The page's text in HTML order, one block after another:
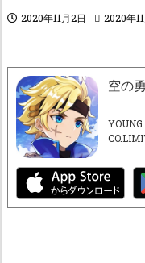
2020年11月2日 2020年
空の